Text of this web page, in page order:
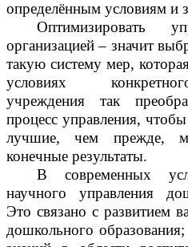
определённым условиям и
Оптимизировать
организацией – значит
такую систему мер,
условиях
учреждения так
процесс управления,
лучшие, чем прежде,
конечные результаты.
В современных
научного управления
Это связано с развитием
дошкольного